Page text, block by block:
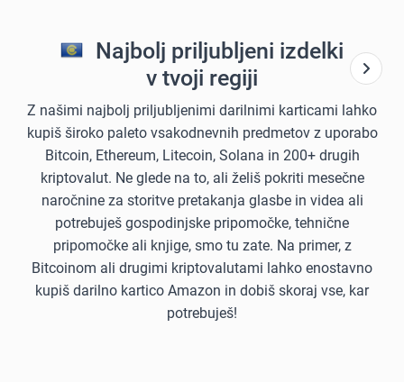
Najbolj priljubljeni izdelki
v tvoji regiji
Z našimi najbolj priljubljenimi darilnimi karticami lahko
kupiš široko paleto vsakodnevnih predmetov z uporabo
Bitcoin, Ethereum, Litecoin, Solana in 200+ drugih
kriptovalut. Ne glede na to, ali želiš pokriti mesečne
naročnine za storitve pretakanja glasbe in videa ali
potrebuješ gospodinjske pripomočke, tehnične
pripomočke ali knjige, smo tu zate. Na primer, z
Bitcoinom ali drugimi kriptovalutami lahko enostavno
kupiš darilno kartico Amazon in dobiš skoraj vse, kar
potrebuješ!